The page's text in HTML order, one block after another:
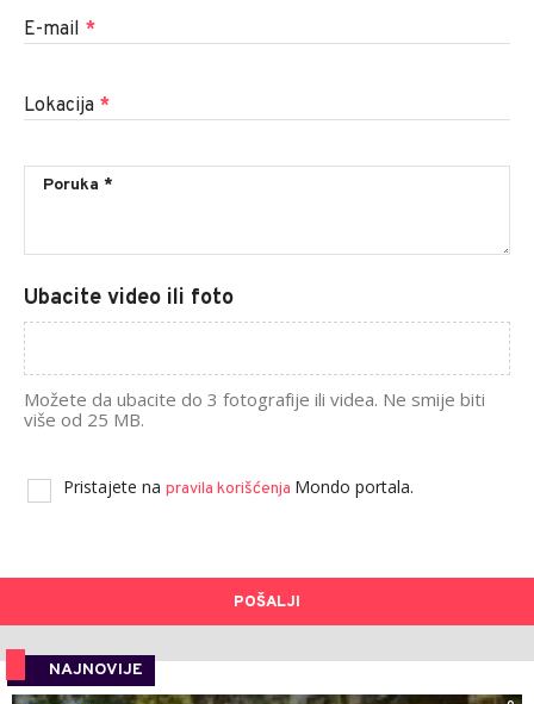
E-mail *
Lokacija *
Ubacite video ili foto
Možete da ubacite do 3 fotografije ili videa. Ne smije biti
više od 25 MB.
Pristajete na pravila korišćenja Mondo portala.
POŠALJI
NAJNOVIJE